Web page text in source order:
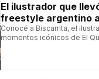
El ilustrador que
freestyle argentino
Conocé a Biscarrita, el
momentos icónicos de El